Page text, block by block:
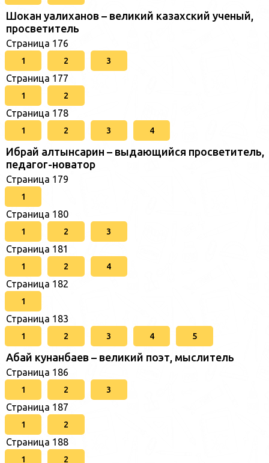
Шокан уалиханов – великий казахский ученый,
просветитель
Страница 176
1 2 3
Страница 177
1 2
Страница 178
1 2 3 4
Ибрай алтынсарин – выдающийся просветитель,
педагог-новатор
Страница 179
1
Страница 180
1 2 3
Страница 181
1 2 4
Страница 182
1
Страница 183
1 2 3 4 5
Абай кунанбаев – великий поэт, мыслитель
Страница 186
1 2 3
Страница 187
1 2
Страница 188
1 2